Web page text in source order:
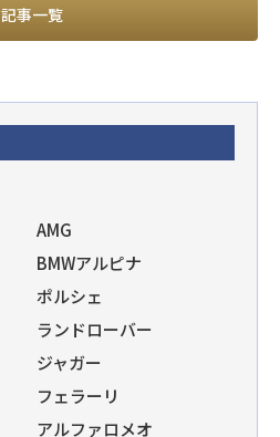
記事一覧
AMG
BMWアルピナ
ポルシェ
ランドローバー
ジャガー
フェラーリ
アルファロメオ